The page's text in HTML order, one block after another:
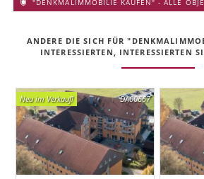
"DENKMALIMMOBILIE KAUFEN" - ALLE
ANDERE DIE SICH FÜR
INTERESSIERTEN, INTERESSIERTEN
DA00667
Neu im Verkauf!